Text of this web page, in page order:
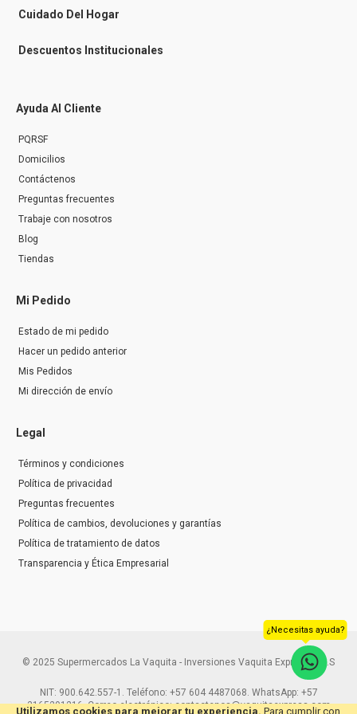
Utilizamos cookies para mejorar tu experiencia. Para cumplir con
r
Cuidado Del Hogar
Descuentos Institucionales
Ayuda Al Cliente
PQRSF
Domicilios
Contáctenos
Preguntas frecuentes
Trabaje con nosotros
Blog
Tiendas
Mi Pedido
Estado de mi pedido
Hacer un pedido anterior
Mis Pedidos
Mi dirección de envío
Legal
Términos y condiciones
Política de privacidad
Preguntas frecuentes
Política de cambios, devoluciones y garantías
Política de tratamiento de datos
Transparencia y Ética Empresarial
© 2025 Supermercados La Vaquita - Inversiones Vaquita Express S.A.S
NIT: 900.642.557-1. Teléfono: +57 604 4487068. WhatsApp: +57
3165291216. Correo electrónico: contactenos@vaquitaexpress.com
¿Necesitas ayuda?